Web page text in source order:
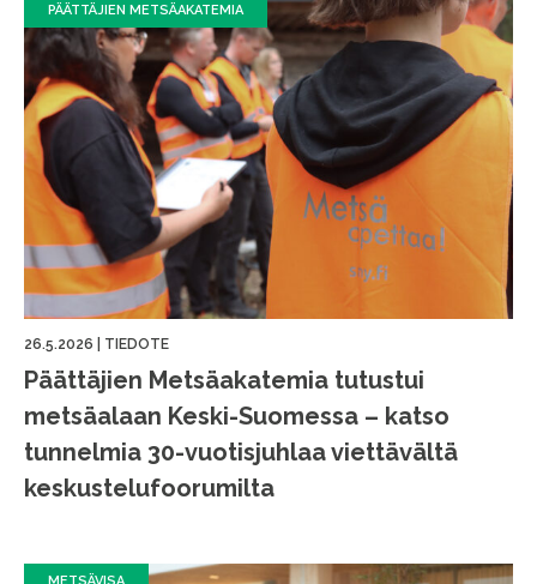
PÄÄTTÄJIEN METSÄAKATEMIA
26.5.2026 TIEDOTE
Päättäjien Metsäakatemia tutustui
metsäalaan Keski-Suomessa – katso
tunnelmia 30-vuotisjuhlaa viettävältä
keskustelufoorumilta
METSÄVISA